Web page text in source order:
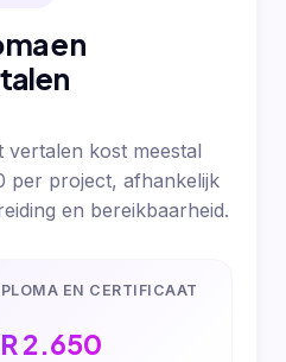
en
vertalen kost meestal
per project, afhankelijk
en bereikbaarheid.
EN CERTIFICAAT
2.650